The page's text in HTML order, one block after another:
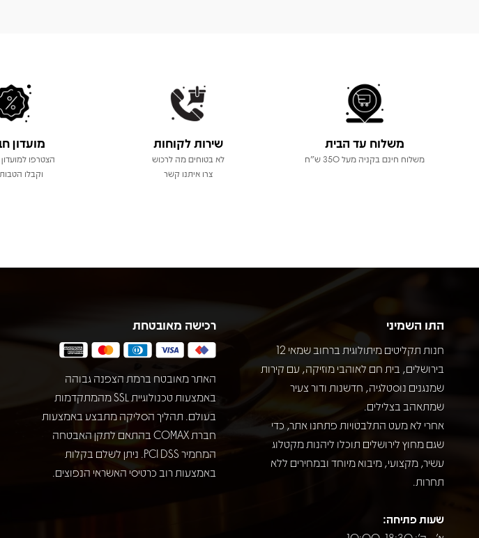
משלוח עד הבית
משלוח חינם בקניה מעל 350 ש"ח
שירות לקוחות
לא בטוחים מה לרכוש
צרו איתנו קשר
מועדון
הצטרפו
וקבלו
התו השמיני
חנות תקליטים מיתולוגית ברחוב שמאי 12
בירושלים, בית חם לאוהבי מוזיקה, עם קירות
שמנגנים נוסטלגיה, חדשנות ודור צעיר
שמתאהב בצלילים.
אחרי לא מעט התלבטויות פתחנו אתר, כדי
שגם מחוץ לירושלים תוכלו ליהנות מקטלוג
עשיר, מקצועי, מיבוא מיוחד ובמחירים ללא
תחרות.
שעות פתיחה:
רכישה מאובטחת
האתר מאובטח ברמת הצפנה גבוהה
באמצעות טכנולוגיית SSL מהמתקדמות
בעולם. תהליך הסליקה מתבצע באמצעות
חברת COMAX בהתאם לתקן האבטחה
המחמיר PCI DSS. ניתן לשלם בקלות
באמצעות רוב כרטיסי האשראי הנפוצים.